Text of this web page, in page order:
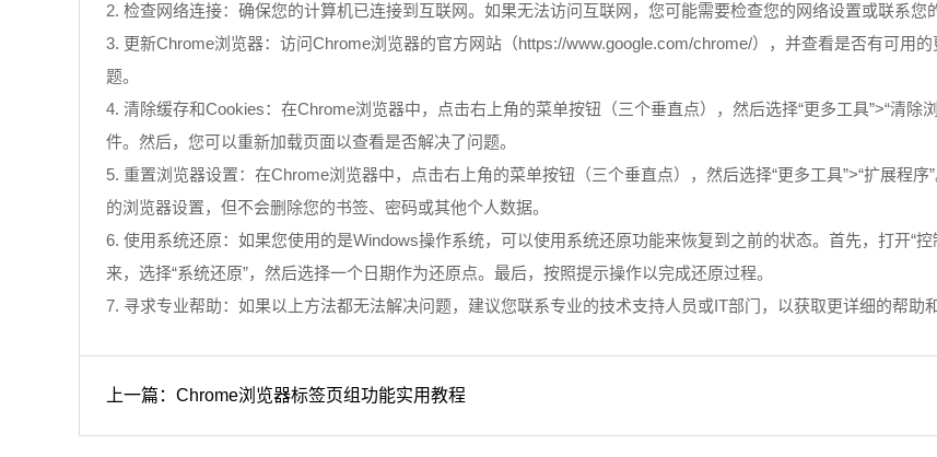
2. 检查网络连接：确保您的计算机已连接到互联网。如果无法访问互联网，您可能需要检查您的网络设置或联系您
3. 更新Chrome浏览器：访问Chrome浏览器的官方网站（https://www.google.com/chrome/），并查看是否有可用
题。
4. 清除缓存和Cookies：在Chrome浏览器中，点击右上角的菜单按钮（三个垂直点），然后选择“更多工具”>“清
件。然后，您可以重新加载页面以查看是否解决了问题。
5. 重置浏览器设置：在Chrome浏览器中，点击右上角的菜单按钮（三个垂直点），然后选择“更多工具”>“扩展程序
的浏览器设置，但不会删除您的书签、密码或其他个人数据。
6. 使用系统还原：如果您使用的是Windows操作系统，可以使用系统还原功能来恢复到之前的状态。首先，打开“控
来，选择“系统还原”，然后选择一个日期作为还原点。最后，按照提示操作以完成还原过程。
7. 寻求专业帮助：如果以上方法都无法解决问题，建议您联系专业的技术支持人员或IT部门，以获取更详细的帮助和
上一篇：Chrome浏览器标签页组功能实用教程